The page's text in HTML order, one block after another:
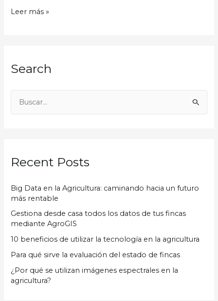
Leer más »
Search
a
p
o
r
Recent Posts
Big Data en la Agricultura: caminando hacia un futuro
más rentable
Gestiona desde casa todos los datos de tus fincas
mediante AgroGIS
10 beneficios de utilizar la tecnología en la agricultura
Para qué sirve la evaluación del estado de fincas
¿Por qué se utilizan imágenes espectrales en la
agricultura?